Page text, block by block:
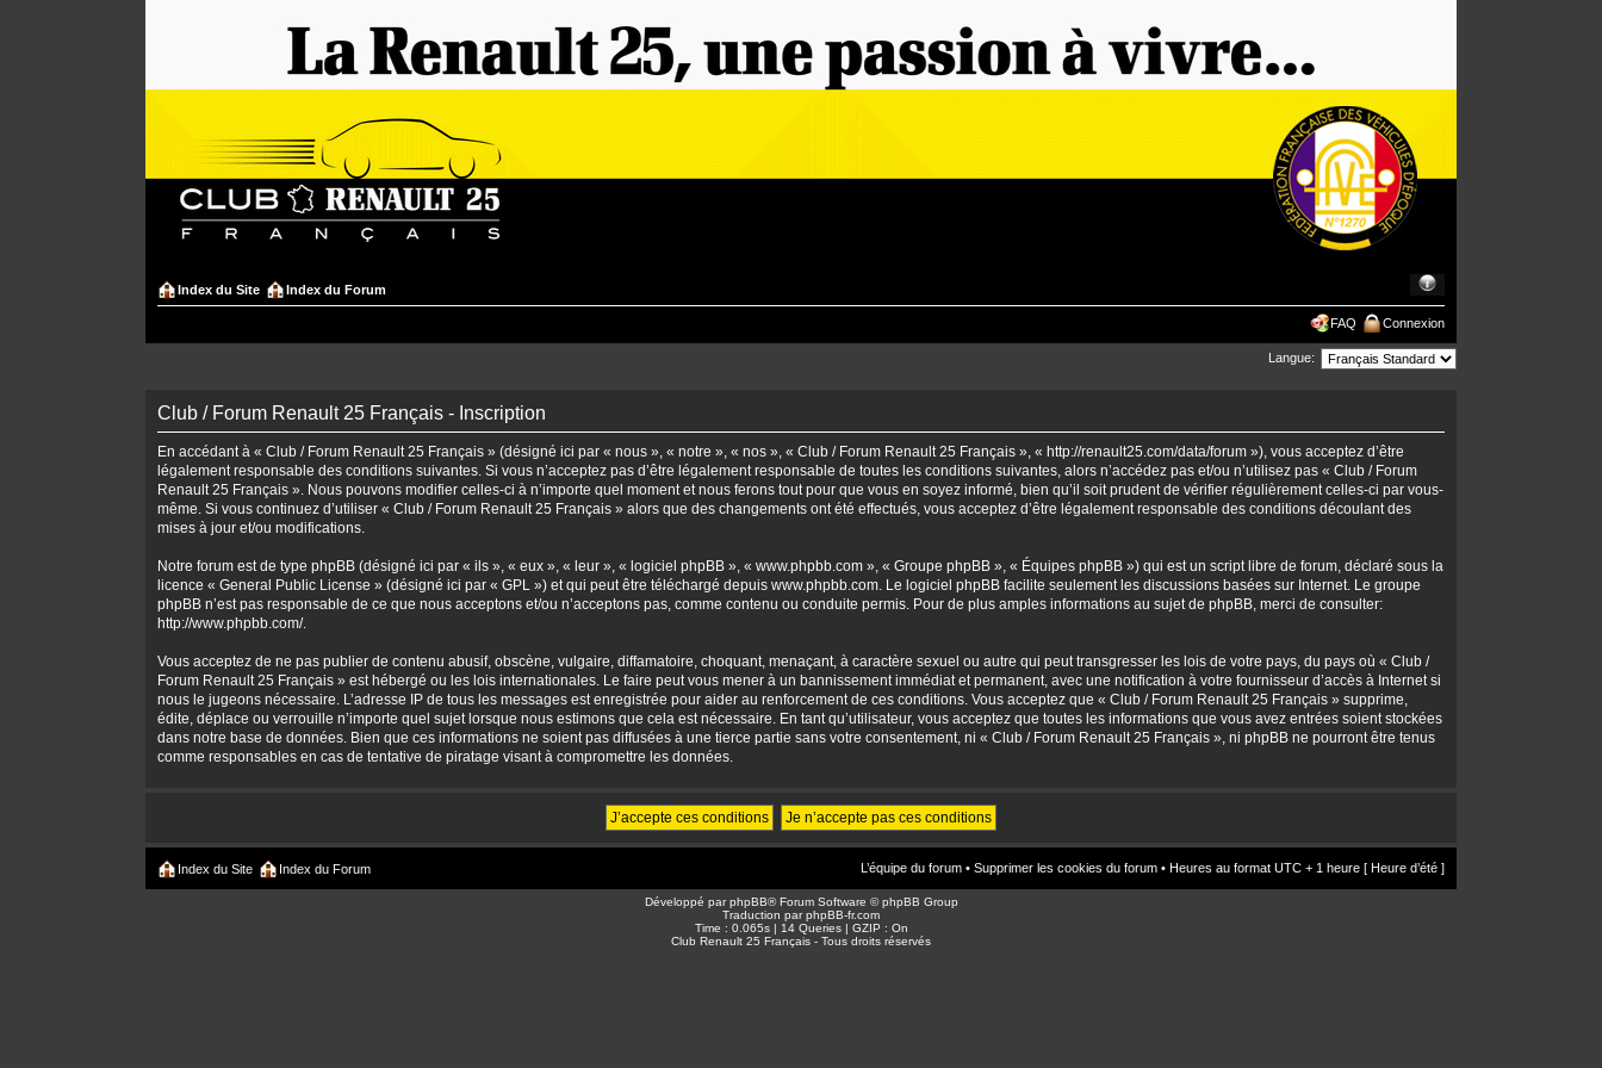
Index du Site Index du Forum
FAQ Connexion
Langue:
Club / Forum Renault 25 Français - Inscription
En accédant à « Club / Forum Renault 25 Français » (désigné ici par « nous », « notre », « nos », « Club / Forum Renault 25 Français », « http://renault25.com/data/forum »), vous acceptez d’être
légalement responsable des conditions suivantes. Si vous n’acceptez pas d’être légalement responsable de toutes les conditions suivantes, alors n’accédez pas et/ou n’utilisez pas « Club / Forum
Renault 25 Français ». Nous pouvons modifier celles-ci à n’importe quel moment et nous ferons tout pour que vous en soyez informé, bien qu’il soit prudent de vérifier régulièrement celles-ci par vous-
même. Si vous continuez d’utiliser « Club / Forum Renault 25 Français » alors que des changements ont été effectués, vous acceptez d’être légalement responsable des conditions découlant des
mises à jour et/ou modifications.
Notre forum est de type phpBB (désigné ici par « ils », « eux », « leur », « logiciel phpBB », « www.phpbb.com », « Groupe phpBB », « Équipes phpBB ») qui est un script libre de forum, déclaré sous la
licence « General Public License » (désigné ici par « GPL ») et qui peut être téléchargé depuis www.phpbb.com . Le logiciel phpBB facilite seulement les discussions basées sur Internet. Le groupe
phpBB n’est pas responsable de ce que nous acceptons et/ou n’acceptons pas, comme contenu ou conduite permis. Pour de plus amples informations au sujet de phpBB, merci de consulter:
http://www.phpbb.com/.
Vous acceptez de ne pas publier de contenu abusif, obscène, vulgaire, diffamatoire, choquant, menaçant, à caractère sexuel ou autre qui peut transgresser les lois de votre pays, du pays où « Club /
Forum Renault 25 Français » est hébergé ou les lois internationales. Le faire peut vous mener à un bannissement immédiat et permanent, avec une notification à votre fournisseur d’accès à Internet si
nous le jugeons nécessaire. L’adresse IP de tous les messages est enregistrée pour aider au renforcement de ces conditions. Vous acceptez que « Club / Forum Renault 25 Français » supprime,
édite, déplace ou verrouille n’importe quel sujet lorsque nous estimons que cela est nécessaire. En tant qu’utilisateur, vous acceptez que toutes les informations que vous avez entrées soient stockées
dans notre base de données. Bien que ces informations ne soient pas diffusées à une tierce partie sans votre consentement, ni « Club / Forum Renault 25 Français », ni phpBB ne pourront être tenus
comme responsables en cas de tentative de piratage visant à compromettre les données.
Index du Site Index du Forum L’équipe du forum • Supprimer les cookies du forum • Heures au format UTC + 1 heure [ Heure d’été ]
Développé parphpBB® Forum Software © phpBB Group
Traduction parphpBB-fr.com
Time : 0.065s | 14 Queries | GZIP : On
Club Renault 25 Français - Tous droits réservés